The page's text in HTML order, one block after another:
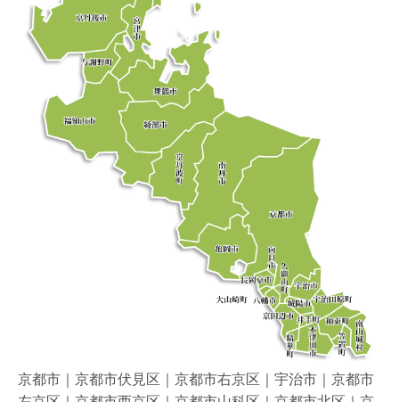
京都市｜京都市伏見区｜京都市右京区｜宇治市｜京都市